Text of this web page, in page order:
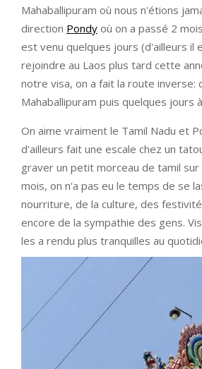
Mahaballipuram où nous n'étions
direction Pondy où on a passé 2
est venu quelques jours (d'ailleurs il
rejoindre au Laos plus tard cette
notre visa, on a fait la route inverse:
Mahaballipuram puis quelques jours
On aime vraiment le Tamil Nadu et
d'ailleurs fait une escale chez un
graver un petit morceau de tamil sur
mois, on n'a pas eu le temps de se
nourriture, de la culture, des
encore de la sympathie des gens.
les a rendu plus tranquilles au